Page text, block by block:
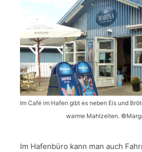
Im Café im Hafen gibt es neben Eis und
warme Mahlzeiten.
Im Hafenbüro kann man auch